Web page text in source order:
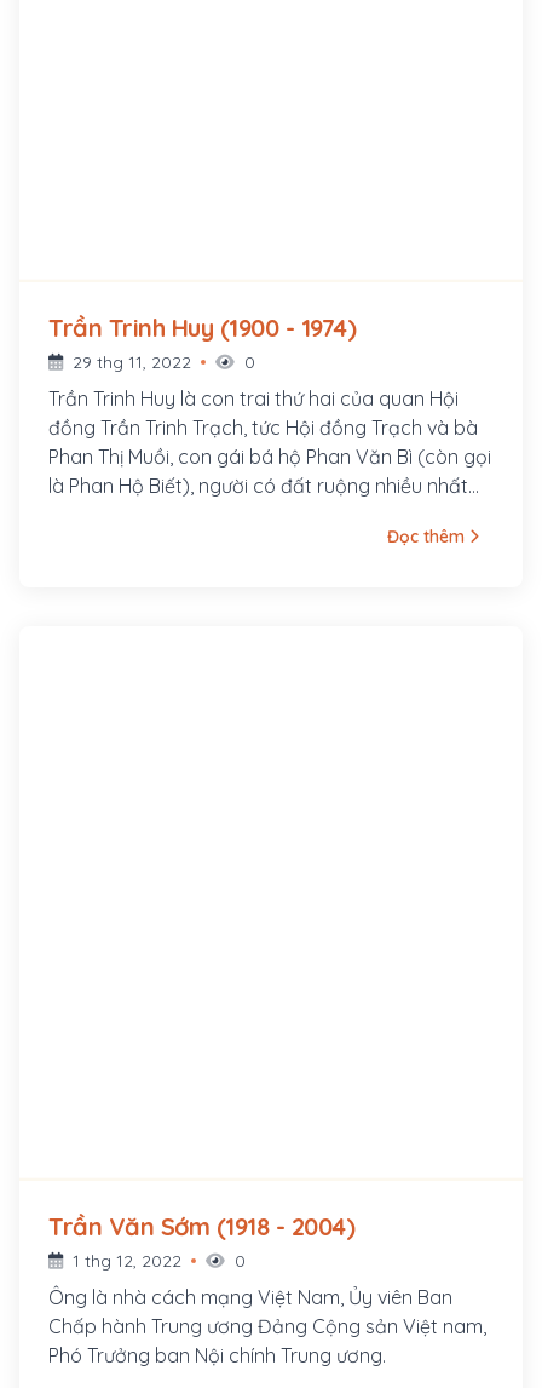
Trần Trinh Huy (1900 - 1974)
29 thg 11, 2022 0
Trần Trinh Huy là con trai thứ hai của quan Hội
đồng Trần Trinh Trạch, tức Hội đồng Trạch và bà
Phan Thị Muồi, con gái bá hộ Phan Văn Bì (còn gọi
là Phan Hộ Biết), người có đất ruộng nhiều nhất
gạo Nam Kỳ". Do biết luật lệ và thủ tục hành
Đọc thêm
Trần Văn Sớm (1918 - 2004)
1 thg 12, 2022 0
Ông là nhà cách mạng Việt Nam, Ủy viên Ban
Chấp hành Trung ương Đảng Cộng sản Việt nam,
Phó Trưởng ban Nội chính Trung ương.